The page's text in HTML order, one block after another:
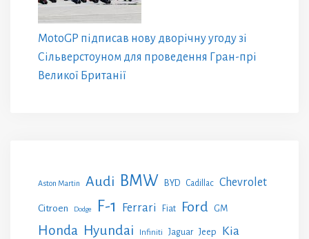
MotoGP підписав нову дворічну угоду зі
Сільверстоуном для проведення Гран-прі
Великої Британії
Aston Martin Audi BMW BYD Cadillac Chevrolet
Citroen Dodge F-1 Ferrari Fiat Ford GM
Honda Hyundai Infiniti Jaguar Jeep Kia